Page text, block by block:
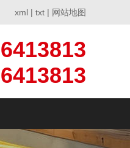
xml | txt | 网站地图